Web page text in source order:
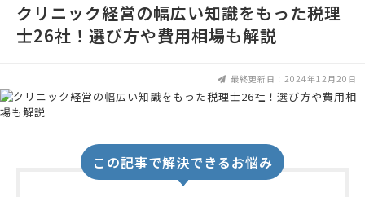
クリニック経営の幅広い知識をもった税理
士26社！選び方や費用相場も解説
最終更新日：2024年12月20日
この記事で解決できるお悩み